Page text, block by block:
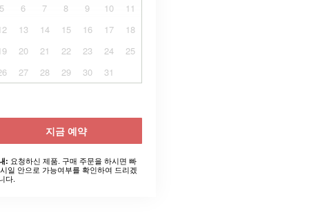
5
6 7 8 9 10
11
13 14 15 16 17
18
20 21 22 23 24
25
27 28 29 30 31
지금 예약
: 요청하신 제품. 구매 주문을 하시면 빠
일 안으로 가능여부를 확인하여 드리겠
다.